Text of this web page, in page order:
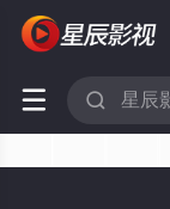
 